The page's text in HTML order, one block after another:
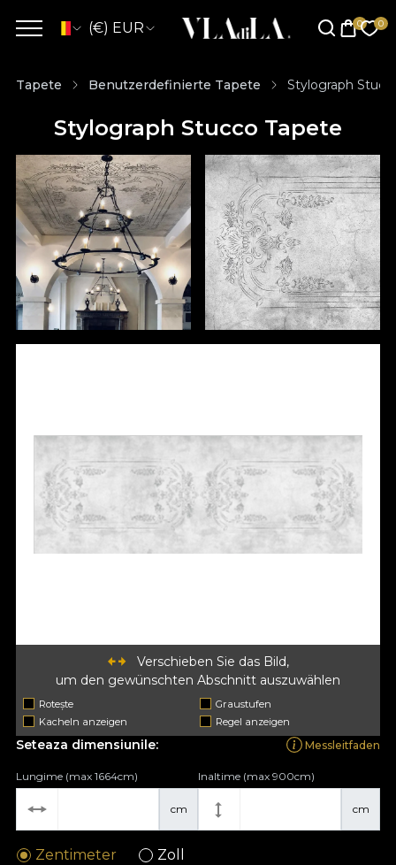
(€) EUR
Tapete Benutzerdefinierte Tapete Stylograph
Stylograph Stucco Tapete
Verschieben Sie das Bild,
um den gewünschten Abschnitt auszuwählen
Rotește
Graustufen
Kacheln anzeigen
Regel anzeigen
Seteaza dimensiunile: Messleitfaden
cm
Lungime (max 1664cm)
cm
Inaltime (max 900cm)
Zentimeter Zoll